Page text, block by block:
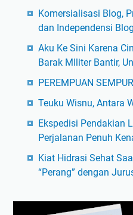
Komersialisasi Blog,
dan Independensi
Aku Ke Sini Karena
Barak MIliter Bantir,
PEREMPUAN
Teuku Wisnu, Antara
Ekspedisi Pendakian
Perjalanan Penuh
Kiat Hidrasi Sehat
“Perang” dengan